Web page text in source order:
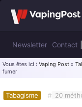
Newsletter Contact
Vous êtes ici : Vaping Post »
fumer
Tabagisme # 20